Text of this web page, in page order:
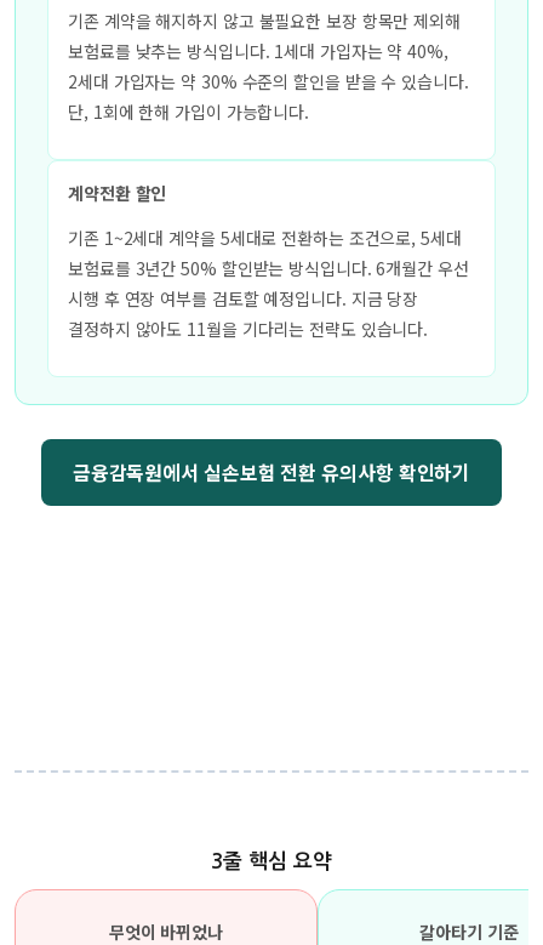
기존 계약을 해지하지 않고 불필요한 보장 항목만 제외해
보험료를 낮추는 방식입니다. 1세대 가입자는 약 40%,
2세대 가입자는 약 30% 수준의 할인을 받을 수 있습니다.
단, 1회에 한해 가입이 가능합니다.
계약전환 할인
기존 1~2세대 계약을 5세대로 전환하는 조건으로, 5세대
보험료를 3년간 50% 할인받는 방식입니다. 6개월간 우선
시행 후 연장 여부를 검토할 예정입니다. 지금 당장
결정하지 않아도 11월을 기다리는 전략도 있습니다.
금융감독원에서 실손보험 전환 유의사항 확인하기
3줄 핵심 요약
무엇이 바뀌었나
갈아타기 기준